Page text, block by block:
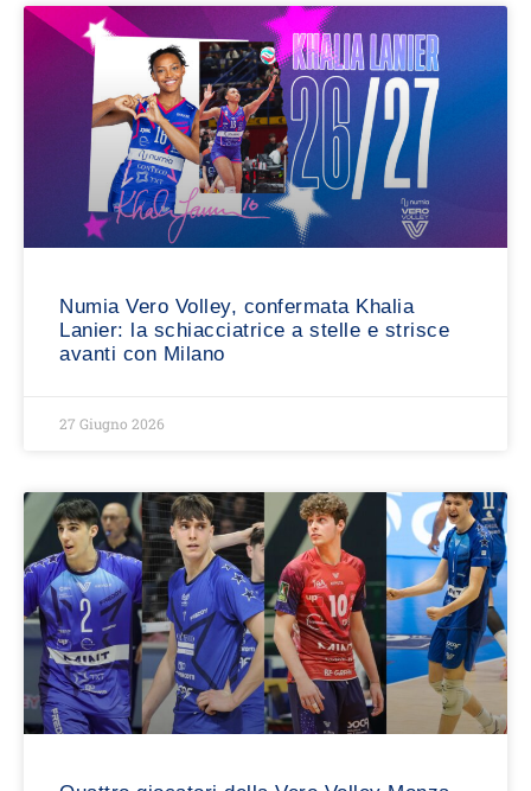
Numia Vero Volley, confermata Khalia
Lanier: la schiacciatrice a stelle e strisce
avanti con Milano
27 Giugno 2026